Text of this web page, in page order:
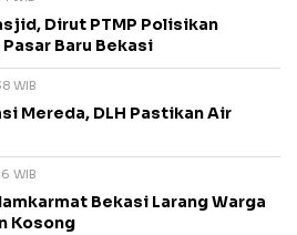
Dirut PTMP Polisikan
Baru Bekasi
WIB
Mereda, DLH Pastikan Air
WIB
Bekasi Larang Warga
Kosong